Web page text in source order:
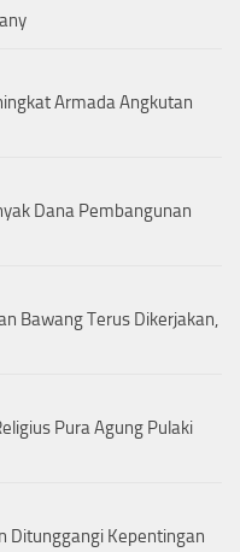
Armada Angkutan
Dana Pembangunan
Bawang Terus Dikerjakan,
Pura Agung Pulaki
Ditunggangi Kepentingan